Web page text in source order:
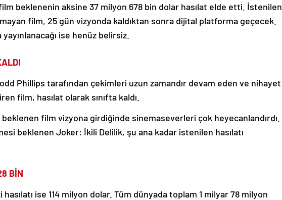
beklenenin aksine 37 milyon 678 bin dolar hasılat elde etti. İstenilen
film, 25 gün vizyonda kaldıktan sonra dijital platforma geçecek.
ise henüz belirsiz.
Phillips tarafından çekimleri uzun zamandır devam eden ve nihayet
film, hasılat olarak sınıfta kaldı.
film vizyona girdiğinde sinemaseverleri çok heyecanlandırdı.
beklenen Joker: İkili Delilik, şu ana kadar istenilen hasılatı
BİN
hasılatı ise 114 milyon dolar. Tüm dünyada toplam 1 milyar 78 milyon